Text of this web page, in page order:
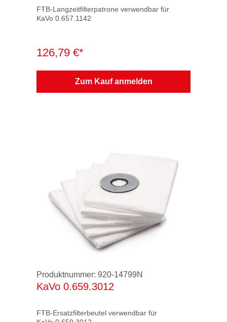
FTB-Langzeitfilterpatrone verwendbar für
KaVo 0.657.1142
Technische Daten:
Höhe 315 mm
Filterklasse: M
126,79 €*
Zum Kauf anmelden
Produktnummer: 920-14799N
KaVo 0.659.3012
FTB-Ersatzfilterbeutel verwendbar für